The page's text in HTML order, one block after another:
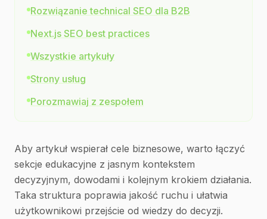
Rozwiązanie technical SEO dla B2B
Next.js SEO best practices
Wszystkie artykuły
Strony usług
Porozmawiaj z zespołem
Aby artykuł wspierał cele biznesowe, warto łączyć
sekcje edukacyjne z jasnym kontekstem
decyzyjnym, dowodami i kolejnym krokiem działania.
Taka struktura poprawia jakość ruchu i ułatwia
użytkownikowi przejście od wiedzy do decyzji.